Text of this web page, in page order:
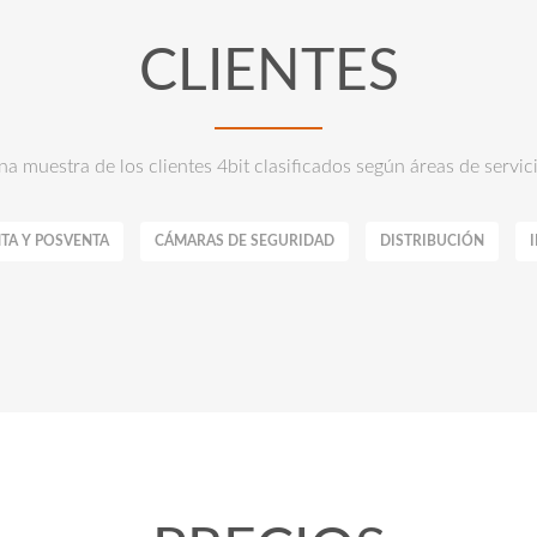
CLIENTES
muestra de los clientes 4bit clasificados según áreas de
Y POSVENTA CÁMARAS DE SEGURIDAD DISTRIBUCIÓN